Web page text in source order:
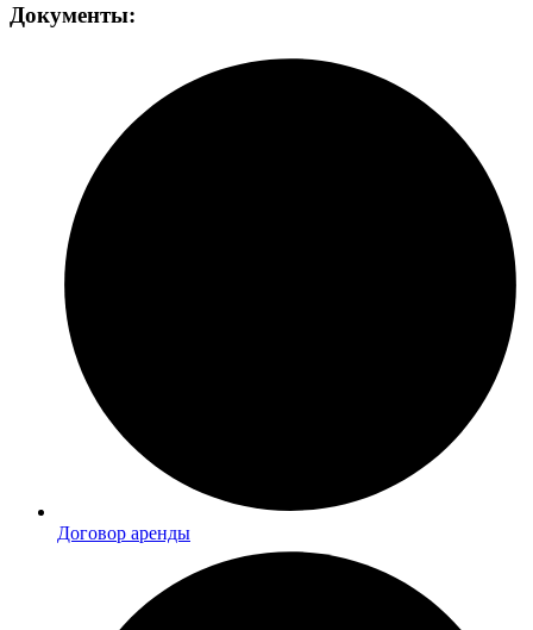
Документы:
Договор аренды